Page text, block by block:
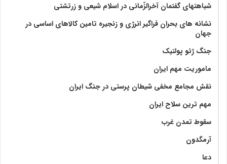
شباهتهای گفتمان آخر‌الزّمانی در اسلام شیعی و زرتشتی
نشانه های بحران فراگیر انرژی و زنجیره تامین کالاهای اساسی در
جهان
جنگ ژئو پولتیک
ماموریت مهم ایران
نقش مجامع مخفی شیطان پرستی در جنگ ایران
مهم ترین سلاح ایران
سقوط تمدن غرب
آرمگدون
دعا